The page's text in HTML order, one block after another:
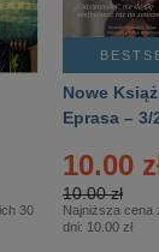
30
Nowe
Eprasa – 3/
10.00
10.00 zł
Najniższa cena
dni: 10.00 zł